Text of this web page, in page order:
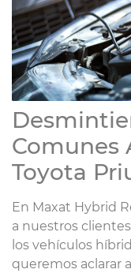
Comunes
Toyota
En Maxat Hybrid
a nuestros
los vehículos
queremos aclarar